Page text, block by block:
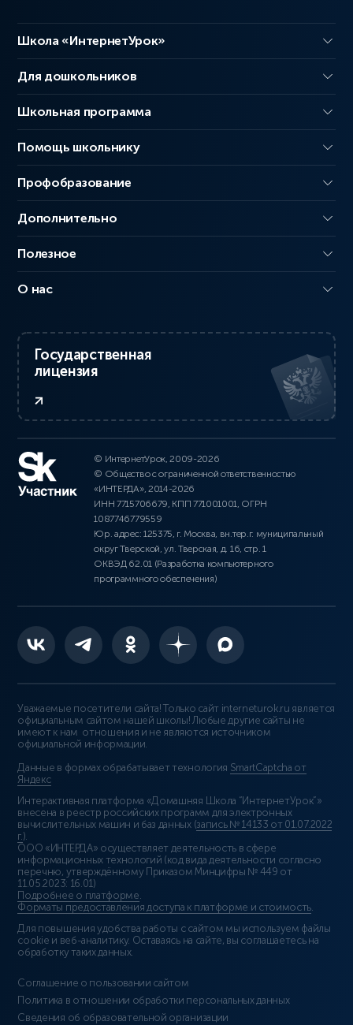
Школа «ИнтернетУрок»
Для дошкольников
Школьная программа
Помощь школьнику
Профобразование
Дополнительно
Полезное
О нас
Государственная
лицензия
© ИнтернетУрок, 2009-2026
© Общество с ограниченной ответственностью
«ИНТЕРДА», 2014-2026
ИНН 7715706679, КПП 771001001, ОГРН
1087746779559
Юр. адрес: 125375, г. Москва, вн.тер.г. муниципальный
округ Тверской, ул. Тверская, д. 16, стр. 1
ОКВЭД 62.01 (Разработка компьютерного
программного обеспечения)
Уважаемые посетители сайта! Только сайт interneturok.ru является
официальным сайтом нашей школы! Любые другие сайты не
имеют к нам отношения и не являются источником
официальной информации.
Данные в формах обрабатывает технология SmartCaptcha от
Яндекс
Интерактивная платформа «Домашняя Школа “ИнтернетУрок”»
внесена в реестр российских программ для электронных
вычислительных машин и баз данных (запись № 14133 от 01.07.2022
г.).
ООО «ИНТЕРДА» осуществляет деятельность в сфере
информационных технологий (код вида деятельности согласно
перечню, утверждённому Приказом Минцифры № 449 от
11.05.2023: 16.01)
Подробнее о платформе.
Форматы предоставления доступа к платформе и стоимость.
Для повышения удобства работы с сайтом мы используем файлы
cookie и веб-аналитику. Оставаясь на сайте, вы соглашаетесь на
обработку таких данных.
Соглашение о пользовании сайтом
Политика в отношении обработки персональных данных
Сведения об образовательной организации